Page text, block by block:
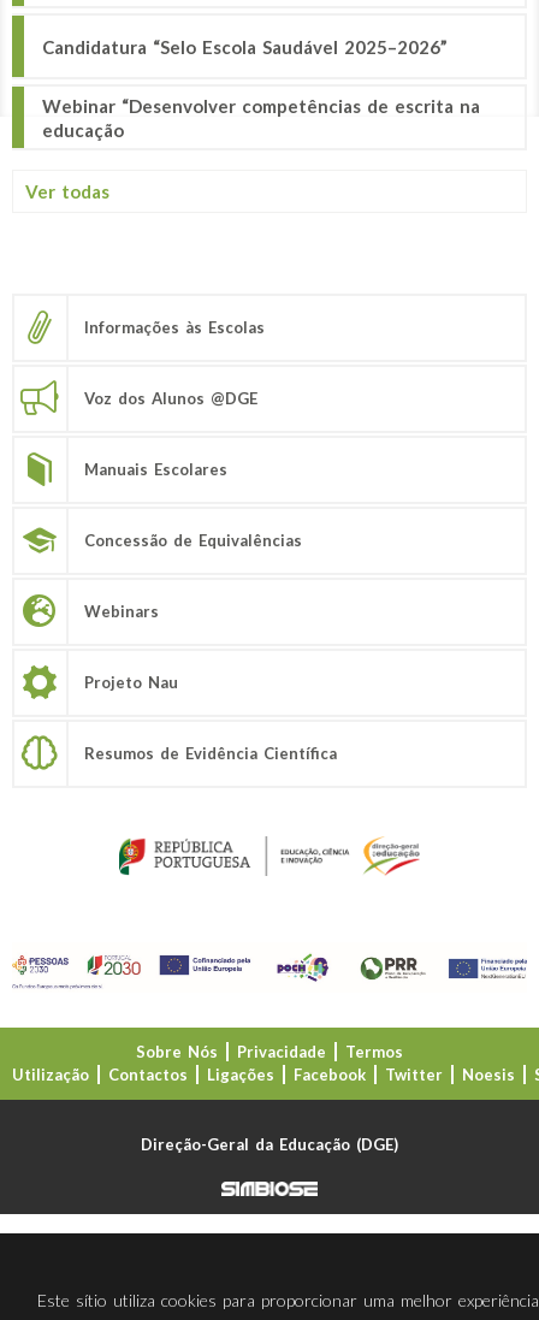
Candidatura “Selo Escola Saudável 2025–2026”
Webinar “Desenvolver competências de escrita na
educação
Ver todas
Informações às Escolas
Voz dos Alunos @DGE
Manuais Escolares
Concessão de Equivalências
Webinars
Projeto Nau
Resumos de Evidência Científica
Sobre Nós Privacidade
Termos
Utilização
Contactos Ligações Facebook Twitter Noesis
Direção-Geral da Educação (DGE)
Este sítio utiliza cookies para proporcionar uma melhor